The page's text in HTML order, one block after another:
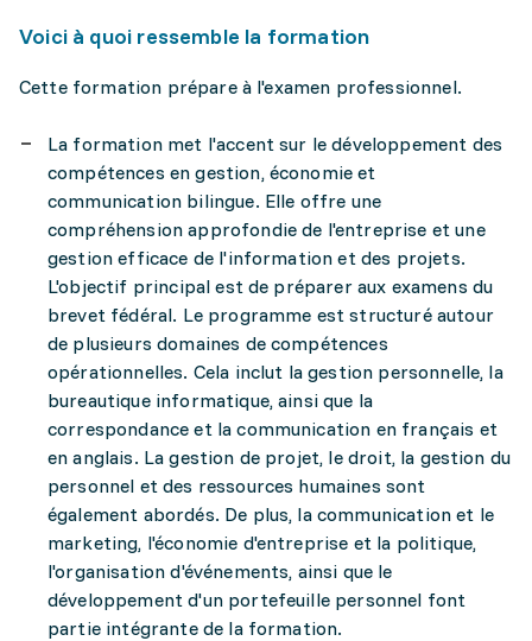
Voici à quoi ressemble la formation
Cette formation prépare à l'examen professionnel.
La formation met l'accent sur le développement des
compétences en gestion, économie et
communication bilingue. Elle offre une
compréhension approfondie de l'entreprise et une
gestion efficace de l'information et des projets.
L'objectif principal est de préparer aux examens du
brevet fédéral. Le programme est structuré autour
de plusieurs domaines de compétences
opérationnelles. Cela inclut la gestion personnelle, la
bureautique informatique, ainsi que la
correspondance et la communication en français et
en anglais. La gestion de projet, le droit, la gestion du
personnel et des ressources humaines sont
également abordés. De plus, la communication et le
marketing, l'économie d'entreprise et la politique,
l'organisation d'événements, ainsi que le
développement d'un portefeuille personnel font
partie intégrante de la formation.